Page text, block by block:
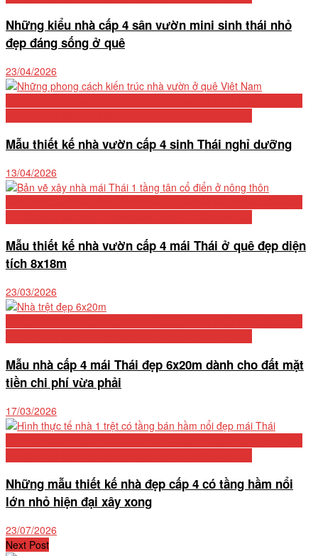
Những kiểu nhà cấp 4 sân vườn mini sinh thái nhỏ
đẹp đáng sống ở quê
23/04/2026
Mẫu thiết kế nhà vườn cấp 4 sinh Thái nghỉ dưỡng
13/04/2026
Mẫu thiết kế nhà vườn cấp 4 mái Thái ở quê đẹp diện
tích 8x18m
23/03/2026
Mẫu nhà cấp 4 mái Thái đẹp 6x20m dành cho đất mặt
tiền chi phí vừa phải
17/03/2026
Những mẫu thiết kế nhà đẹp cấp 4 có tầng hầm nổi
lớn nhỏ hiện đại xây xong
23/07/2026
Next Post